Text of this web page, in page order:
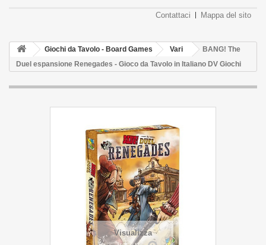
Contattaci Mappa del sito
Giochi da Tavolo - Board Games Vari
BANG! The
Duel espansione Renegades - Gioco da Tavolo in Italiano DV Giochi
Visualizza